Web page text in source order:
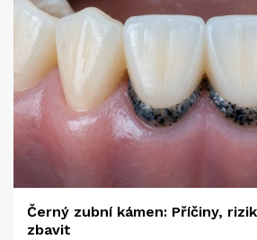
Černý zubní kámen: Příčiny,
zbavit